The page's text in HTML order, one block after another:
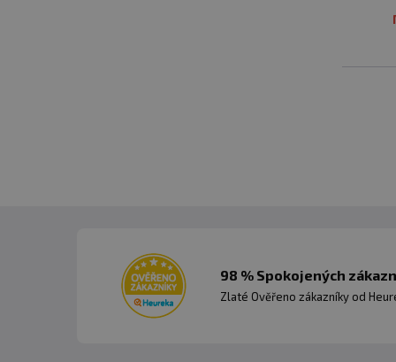
98 % Spokojených
Zlaté Ověřeno zákazníky od